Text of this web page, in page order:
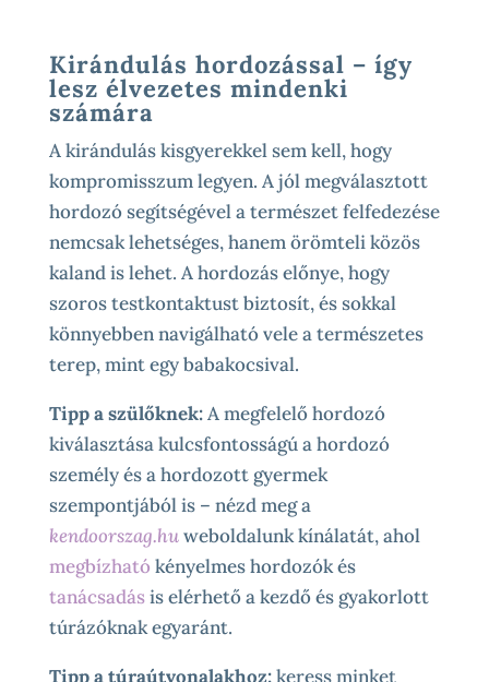
Kirándulás hordozással – így
lesz élvezetes mindenki
számára
A kirándulás kisgyerekkel sem kell, hogy
kompromisszum legyen. A jól megválasztott
hordozó segítségével a természet felfedezése
nemcsak lehetséges, hanem örömteli közös
kaland is lehet. A hordozás előnye, hogy
szoros testkontaktust biztosít, és sokkal
könnyebben navigálható vele a természetes
terep, mint egy babakocsival.
Tipp a szülőknek:A megfelelő hordozó
kiválasztása kulcsfontosságú a hordozó
személy és a hordozott gyermek
szempontjából is – nézd meg a
kendoorszag.huweboldalunk kínálatát, ahol
megbízható kényelmes hordozók és
tanácsadásis elérhető a kezdő és gyakorlott
túrázóknak egyaránt.
Tipp a túraútvonalakhoz:keress minket